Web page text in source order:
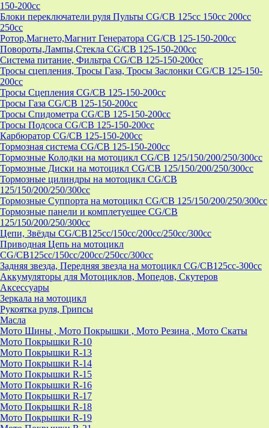
150-200cc
Блоки переключатели руля Пульты CG/CB 125cc 150cc 200cc
250cc
Ротор,Магнето,Магнит Генератора CG/CB 125-150-200cc
Повороты,Лампы,Стекла CG/CB 125-150-200cc
Система питание, Фильтра CG/CB 125-150-200cc
Тросы сцепления, Тросы Газа, Тросы Заслонки CG/CB 125-150-
200cc
Тросы Сцепления CG/CB 125-150-200cc
Тросы Газа CG/CB 125-150-200cc
Тросы Спидометра CG/CB 125-150-200cc
Тросы Подсоса CG/CB 125-150-200cc
Карбюратор CG/CB 125-150-200cc
Тормозная система CG/CB 125-150-200cc
Тормозные Колодки на мотоцикл CG/CB 125/150/200/250/300cc
Тормозные Диски на мотоцикл CG/CB 125/150/200/250/300cc
Тормозные цилиндры на мотоцикл CG/CB
125/150/200/250/300cc
Тормозные Суппорта на мотоцикл CG/CB 125/150/200/250/300cc
Тормозные панели и комплетуещее CG/CB
125/150/200/250/300cc
Цепи, Звёзды CG/CB125cc/150cc/200cc/250cc/300cc
Приводная Цепь на мотоцикл
CG/CB125cc/150cc/200cc/250cc/300cc
Задняя звезда, Передняя звезда на мотоцикл CG/CB125cc-300сс
Аккумуляторы для Мотоциклов, Мопедов, Скутеров
Аксессуары
Зеркала на мотоцикл
Рукоятка руля, Грипсы
Масла
Мото Шины , Мото Покрышки , Мото Резина , Мото Скаты
Мото Покрышки R-10
Мото Покрышки R-13
Мото Покрышки R-14
Мото Покрышки R-15
Мото Покрышки R-16
Мото Покрышки R-17
Мото Покрышки R-18
Мото Покрышки R-19